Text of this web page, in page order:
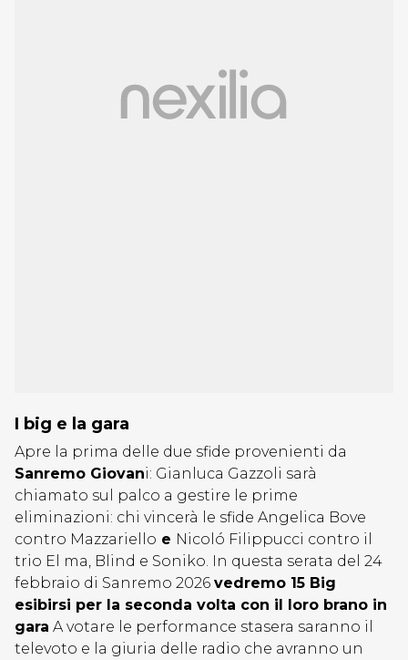
I big e la gara
Apre la prima delle due sfide provenienti da
Sanremo Giovani: Gianluca Gazzoli sarà
chiamato sul palco a gestire le prime
eliminazioni: chi vincerà le sfide Angelica Bove
contro Mazzariello e Nicoló Filippucci contro il
trio El ma, Blind e Soniko. In questa serata del 24
febbraio di Sanremo 2026 vedremo 15 Big
esibirsi per la seconda volta con il loro brano in
gara A votare le performance stasera saranno il
televoto e la giuria delle radio che avranno un